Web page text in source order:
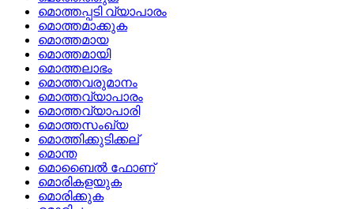
മൊത്തപ്പടി വ്യാപാരം
മൊത്തമാക്കുക
മൊത്തമായ
മൊത്തമായി
മൊത്തലാഭം
മൊത്തവരുമാനം
മൊത്തവ്യാപാരം
മൊത്തവ്യാപാരി
മൊത്തസംഖ്യ
മൊത്തിക്കുടിക്കല്
മൊന്ത
മൊബൈല്‍ ഫോണ്
മൊരികളയുക
മൊരിക്കുക